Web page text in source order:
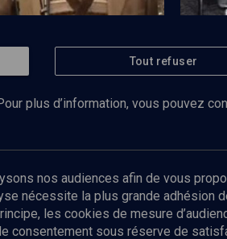
Regarder
biblique judéo-
VIE JUIVE
Le
Envoyer
Tout refuser
plus d’information, vous pouvez
nos audiences afin de vous
nécessite la plus grande adhésion
les cookies de mesure
consentement sous réserve de